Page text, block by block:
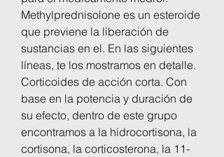
Methylprednisolone es un esteroide
que previene la liberación de
sustancias en el. En las siguientes
líneas, te los mostramos en detalle.
Corticoides de acción corta. Con
base en la potencia y duración de
su efecto, dentro de este grupo
encontramos a la hidrocortisona, la
cortisona, la corticosterona, la 11-